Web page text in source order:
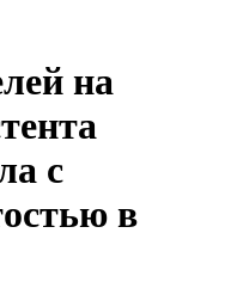
на
с
в